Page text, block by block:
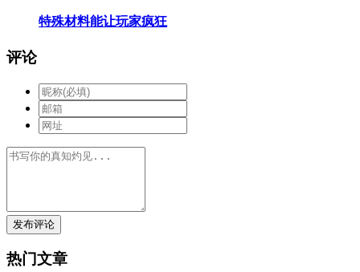
特殊材料能让玩家疯狂
评论
发布评论
热门文章